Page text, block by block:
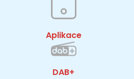
Aplikace
DAB+